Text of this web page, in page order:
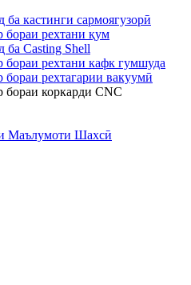
ба кастинги сармоягузорӣ
бораи рехтани қум
ба Casting Shell
бораи рехтани кафк гумшуда
бораи рехтагарии вакуумӣ
бораи коркарди CNC
Маълумоти Шахсӣ